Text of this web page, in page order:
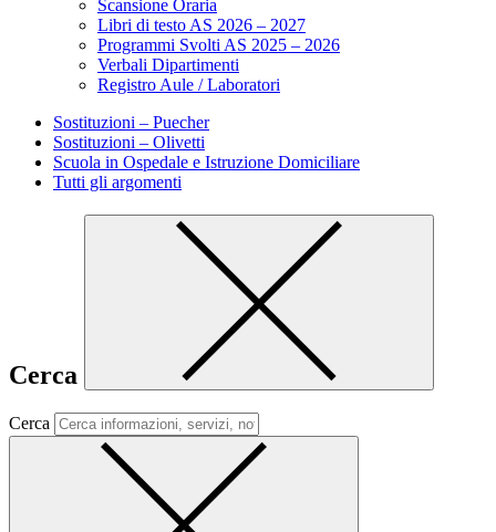
Scansione Oraria
Libri di testo AS 2026 – 2027
Programmi Svolti AS 2025 – 2026
Verbali Dipartimenti
Registro Aule / Laboratori
Sostituzioni – Puecher
Sostituzioni – Olivetti
Scuola in Ospedale e Istruzione Domiciliare
Tutti gli argomenti
Cerca
Cerca